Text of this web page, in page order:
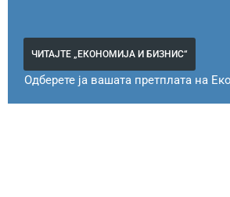
ЧИТАЈТЕ „ЕКОНОМИЈА И БИЗНИС“
Одберете ја вашата претплата на